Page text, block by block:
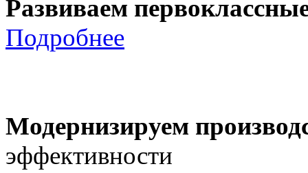
Развиваем
Подробнее
Модернизируем
эффективности